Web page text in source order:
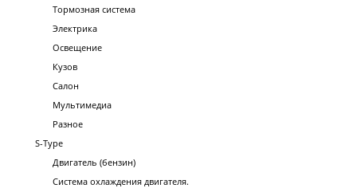
Тормозная система
Электрика
Освещение
Кузов
Салон
Мультимедиа
Разное
S-Type
Двигатель (бензин)
Система охлаждения двигателя.